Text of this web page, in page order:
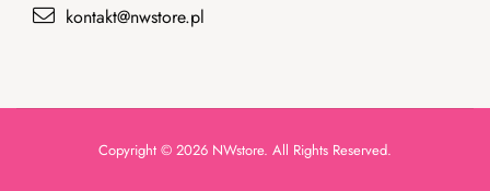
kontakt@nwstore.pl
Copyright © 2026 NWstore. All Rights Reserved.